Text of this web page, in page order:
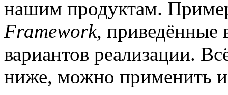
нашим продуктам.
Framework, приведённые
вариантов реализации.
ниже, можно применить